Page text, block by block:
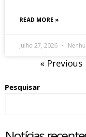
READ MORE »
julho 27, 2026
« Previous
Pesquisar